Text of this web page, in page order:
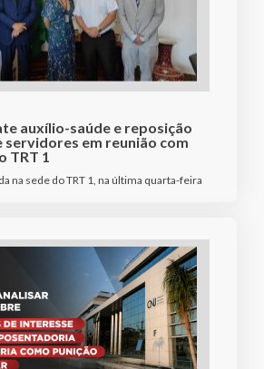
auxílio-saúde e reposição
servidores em reunião com
TRT 1
na sede do TRT 1, na última quarta-feira